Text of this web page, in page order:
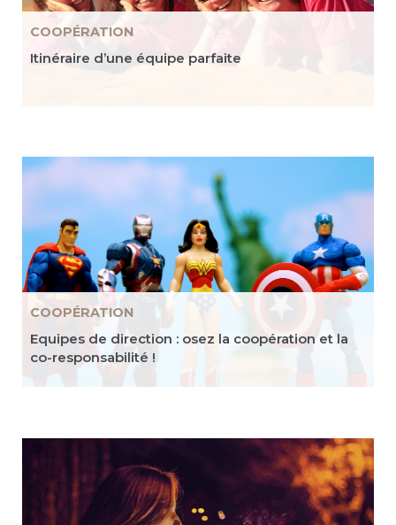
COOPÉRATION
Itinéraire d’une équipe parfaite
COOPÉRATION
Equipes de direction : osez la coopération et la
co-responsabilité !